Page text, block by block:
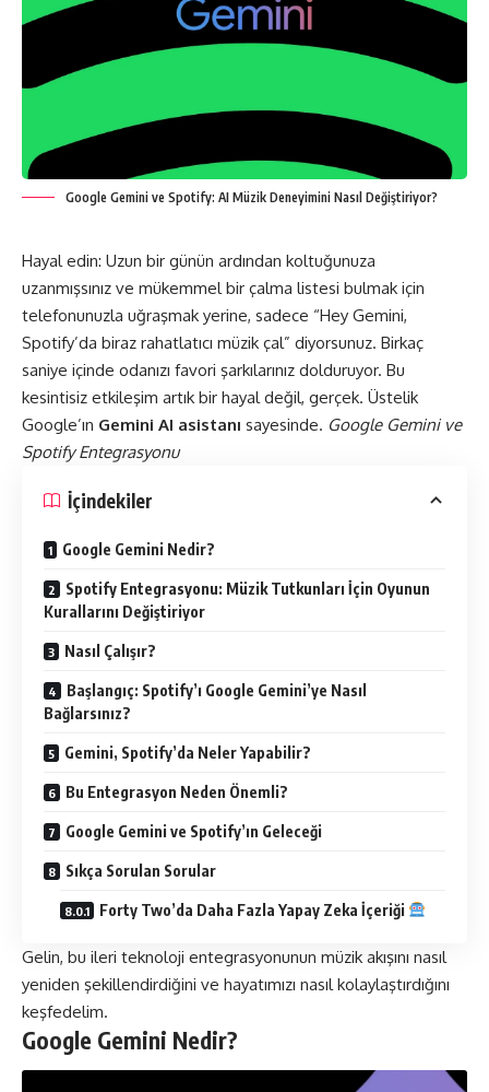
Google Gemini ve Spotify: AI Müzik Deneyimini Nasıl Değiştiriyor?
Hayal edin: Uzun bir günün ardından koltuğunuza
uzanmışsınız ve mükemmel bir çalma listesi bulmak için
telefonunuzla uğraşmak yerine, sadece “Hey Gemini,
Spotify’da biraz rahatlatıcı müzik çal” diyorsunuz. Birkaç
saniye içinde odanızı favori şarkılarınız dolduruyor. Bu
kesintisiz etkileşim artık bir hayal değil, gerçek. Üstelik
Google’ın Gemini AI asistanı sayesinde. Google Gemini ve
Spotify Entegrasyonu
İçindekiler
Google Gemini Nedir?
Spotify Entegrasyonu: Müzik Tutkunları İçin Oyunun
Kurallarını Değiştiriyor
Nasıl Çalışır?
Başlangıç: Spotify’ı Google Gemini’ye Nasıl
Bağlarsınız?
Gemini, Spotify’da Neler Yapabilir?
Bu Entegrasyon Neden Önemli?
Google Gemini ve Spotify’ın Geleceği
Sıkça Sorulan Sorular
Forty Two’da Daha Fazla Yapay Zeka İçeriği
Gelin, bu ileri teknoloji entegrasyonunun müzik akışını nasıl
yeniden şekillendirdiğini ve hayatımızı nasıl kolaylaştırdığını
keşfedelim.
Google Gemini Nedir?